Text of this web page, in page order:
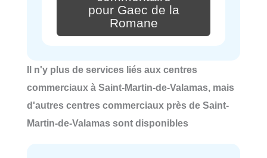
pour Gaec de la
Romane
Il n'y plus de services liés aux centres
commerciaux à Saint-Martin-de-Valamas, mais
d'autres centres commerciaux près de Saint-
Martin-de-Valamas sont disponibles